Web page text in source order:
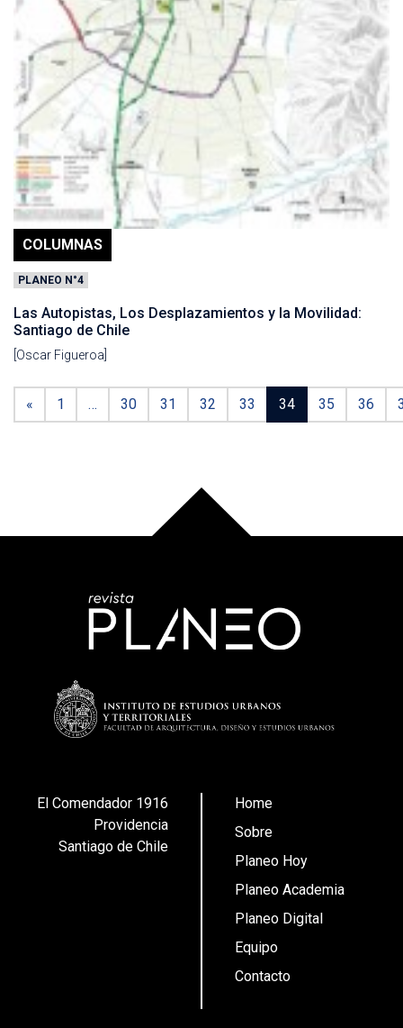
COLUMNAS
PLANEO N°4
Las Autopistas, Los Desplazamientos y la Movilidad:
Santiago de Chile
[Oscar Figueroa]
« 1 … 30 31 32 33 34 35 36
El Comendador 1916
Providencia
Santiago de Chile
Home
Sobre
Planeo Hoy
Planeo Academia
Planeo Digital
Equipo
Contacto